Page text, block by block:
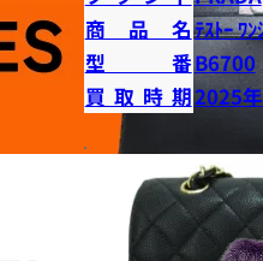
商品名ﾃｽﾄｰ ﾜﾝ
型番B6700
買取時期2025